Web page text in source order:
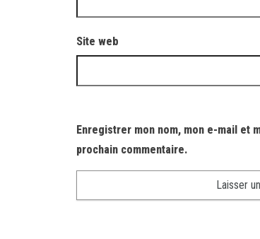
Site web
Enregistrer mon nom, mon e-mail et
prochain commentaire.